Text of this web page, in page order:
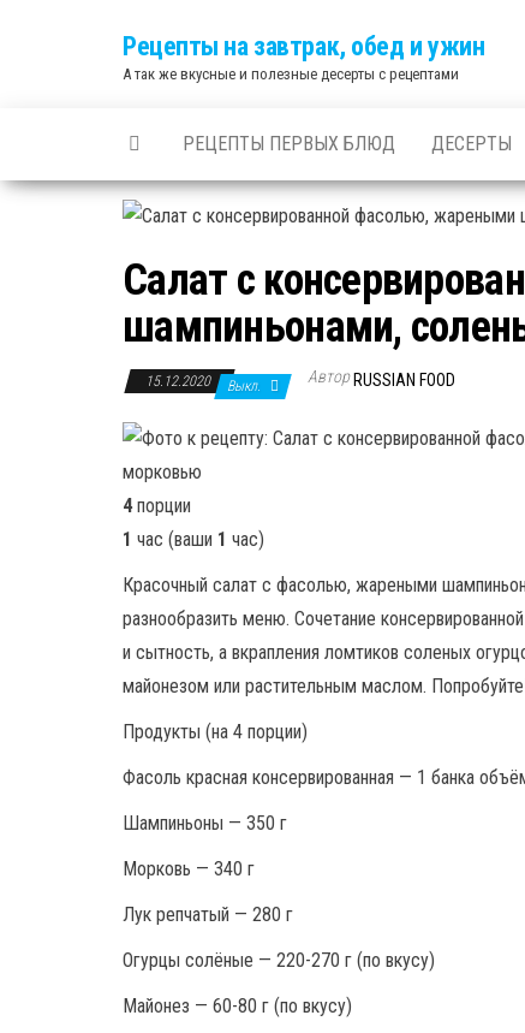
Рецепты на завтрак, обед и ужин
А так же вкусные и полезные десерты с рецептами
РЕЦЕПТЫ ПЕРВЫХ БЛЮД ДЕСЕРТЫ
Салат с
шампиньонами,
15.12.2020 Выкл. Автор RUSSIAN FOOD
4порции
1 час (ваши 1 час)
Красочный салат с фасолью, жареными
разнообразить меню. Сочетание
и сытность, а вкрапления ломтиков соленых
майонезом или растительным маслом.
Продукты (на 4 порции)
Фасоль красная консервированная — 1 банка
Шампиньоны — 350 г
Морковь — 340 г
Лук репчатый — 280 г
Огурцы солёные — 220-270 г (по вкусу)
Майонез — 60-80 г (по вкусу)